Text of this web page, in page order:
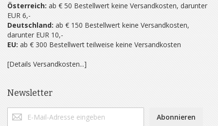
Österreich: ab € 50 Bestellwert keine Versandkosten, darunter
EUR 6,-
Deutschland: ab € 150 Bestellwert keine Versandkosten,
darunter EUR 10,-
EU: ab € 300 Bestellwert teilweise keine Versandkosten
[Details Versandkosten...]
Newsletter
Abonnieren